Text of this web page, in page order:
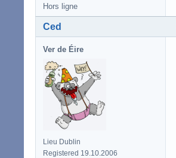
Hors ligne
Ced
Ver de Éire
Lieu Dublin
Registered 19.10.2006